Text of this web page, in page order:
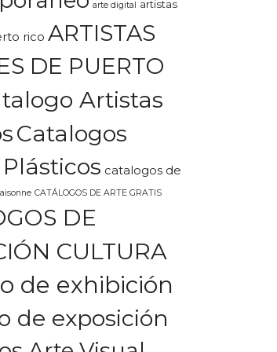
arte digital artistas
rico ARTISTAS
DE PUERTO
Artistas
Catalogos
catalogos de
CATÁLOGOS DE ARTE GRATIS
DE
CULTURA
de exhibición
de exposición